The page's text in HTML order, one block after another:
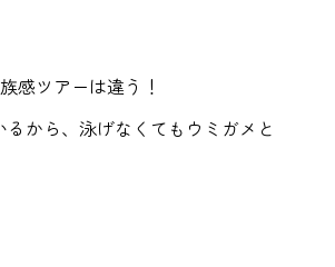
感ツアーは違う！
から、泳げなくてもウミガメと